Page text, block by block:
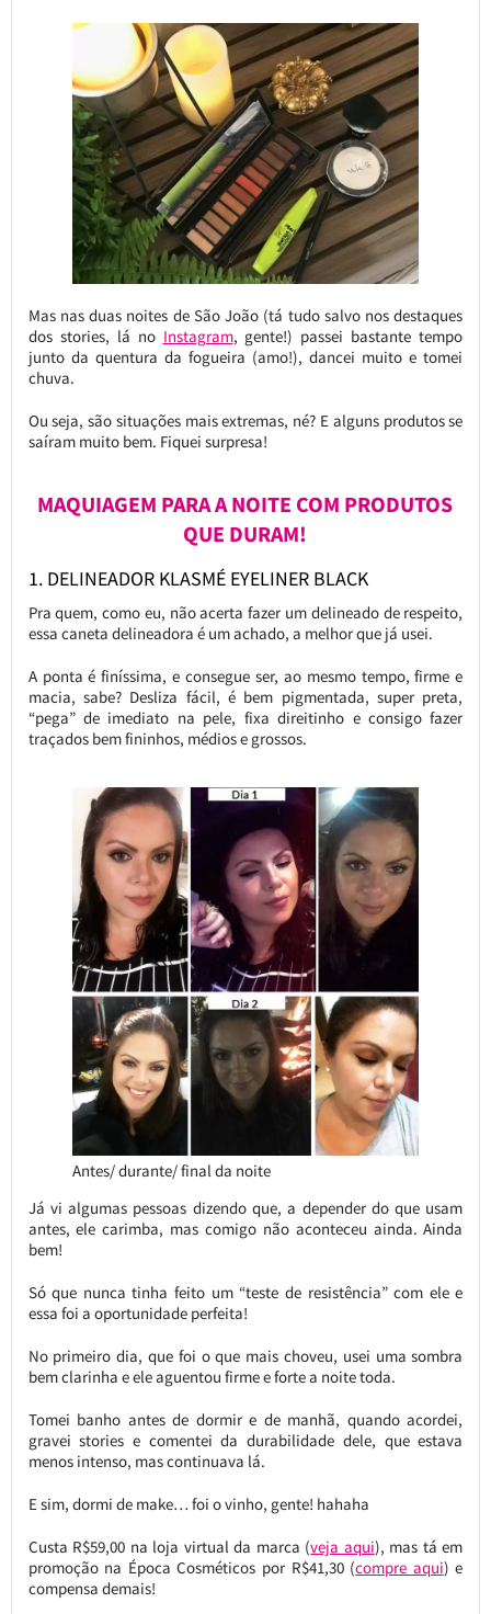
Mas nas duas noites de São João (tá tudo salvo nos destaques
dos stories, lá no Instagram, gente!) passei bastante tempo
junto da quentura da fogueira (amo!), dancei muito e tomei
chuva.
Ou seja, são situações mais extremas, né? E alguns produtos se
saíram muito bem. Fiquei surpresa!
MAQUIAGEM PARA A NOITE COM PRODUTOS
QUE DURAM!
1. DELINEADOR KLASMÉ EYELINER BLACK
Pra quem, como eu, não acerta fazer um delineado de respeito,
essa caneta delineadora é um achado, a melhor que já usei.
A ponta é finíssima, e consegue ser, ao mesmo tempo, firme e
macia, sabe? Desliza fácil, é bem pigmentada, super preta,
“pega” de imediato na pele, fixa direitinho e consigo fazer
traçados bem fininhos, médios e grossos.
Antes/ durante/ final da noite
Já vi algumas pessoas dizendo que, a depender do que usam
antes, ele carimba, mas comigo não aconteceu ainda. Ainda
bem!
Só que nunca tinha feito um “teste de resistência” com ele e
essa foi a oportunidade perfeita!
No primeiro dia, que foi o que mais choveu, usei uma sombra
bem clarinha e ele aguentou firme e forte a noite toda.
Tomei banho antes de dormir e de manhã, quando acordei,
gravei stories e comentei da durabilidade dele, que estava
menos intenso, mas continuava lá.
E sim, dormi de make… foi o vinho, gente! hahaha
Custa R$59,00 na loja virtual da marca (veja aqui), mas tá em
promoção na Época Cosméticos por R$41,30 (compre aqui) e
compensa demais!